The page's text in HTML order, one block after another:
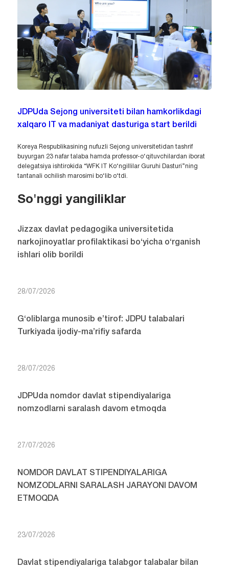
JDPUda Sejong universiteti bilan hamkorlikdagi
xalqaro IT va madaniyat dasturiga start berildi
Koreya Respublikasining nufuzli Sejong universitetidan tashrif
buyurgan 23 nafar talaba hamda professor-o‘qituvchilardan iborat
delegatsiya ishtirokida “WFK IT Ko‘ngillilar Guruhi Dasturi”ning
tantanali ochilish marosimi bo‘lib o‘tdi.
So'nggi yangiliklar
Jizzax davlat pedagogika universitetida
narkojinoyatlar profilaktikasi bo‘yicha o‘rganish
ishlari olib borildi
28/07/2026
G‘oliblarga munosib e’tirof: JDPU talabalari
Turkiyada ijodiy-ma’rifiy safarda
28/07/2026
JDPUda nomdor davlat stipendiyalariga
nomzodlarni saralash davom etmoqda
27/07/2026
NOMDOR DAVLAT STIPENDIYALARIGA
NOMZODLARNI SARALASH JARAYONI DAVOM
ETMOQDA
23/07/2026
Davlat stipendiyalariga talabgor talabalar bilan